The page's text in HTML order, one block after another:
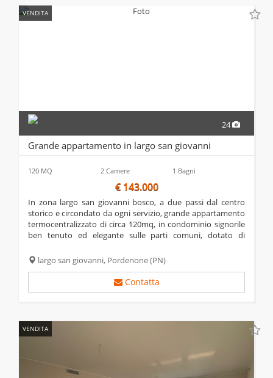
VENDITA
24
Grande appartamento in largo san giovanni
120 MQ 2 Camere 1 Bagni
€ 143.000
in zona largo san giovanni bosco, a due passi dal centro
storico e circondato da ogni servizio, grande appartamento
termocentralizzato di circa 120mq, in condominio signorile
ben tenuto ed elegante sulle parti comuni, dotato di
doppia porta d'accesso e doppia...
largo san giovanni, Pordenone(PN)
Contatta
VENDITA